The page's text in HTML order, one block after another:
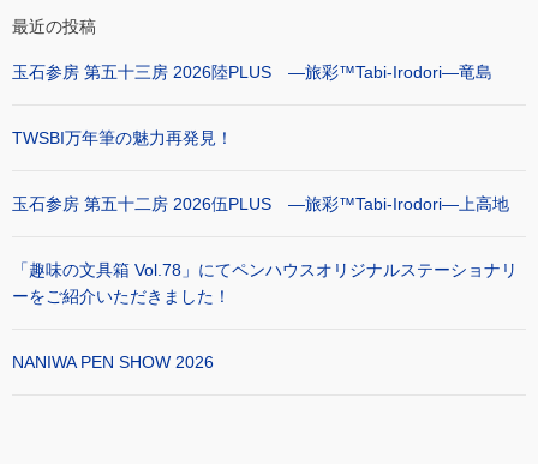
最近の投稿
玉石参房 第五十三房 2026陸PLUS ―旅彩™Tabi-Irodori―竜島
TWSBI万年筆の魅力再発見！
玉石参房 第五十二房 2026伍PLUS ―旅彩™Tabi-Irodori―上高地
「趣味の文具箱 Vol.78」にてペンハウスオリジナルステーショナリ
ーをご紹介いただきました！
NANIWA PEN SHOW 2026